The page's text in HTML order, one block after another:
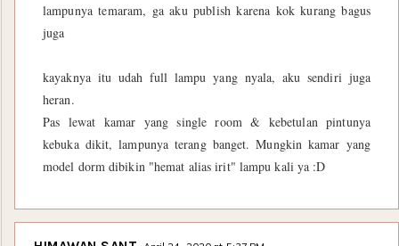
lampunya temaram, ga aku publish karena kok kurang bagus
juga
kayaknya itu udah full lampu yang nyala, aku sendiri juga
heran.
Pas lewat kamar yang single room & kebetulan pintunya
kebuka dikit, lampunya terang banget. Mungkin kamar yang
model dorm dibikin "hemat alias irit" lampu kali ya :D